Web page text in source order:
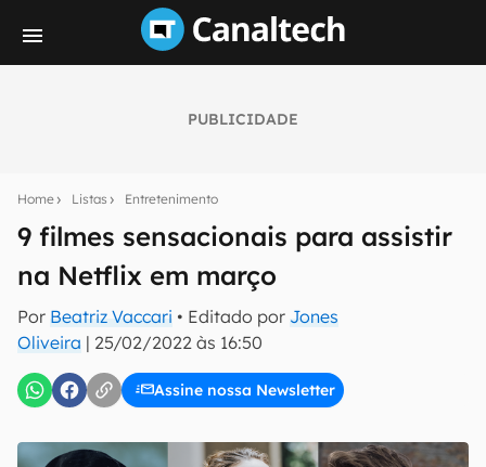
PUBLICIDADE
Home Listas Entretenimento
9 filmes sensacionais para assistir
na Netflix em março
Por Beatriz Vaccari • Editado por Jones
Oliveira | 25/02/2022 às 16:50
Assine nossa Newsletter
notícias e reviews sobre tecnologia em primeira
mão.
E-mail
Uso e Política de Privacidade do Canaltech.